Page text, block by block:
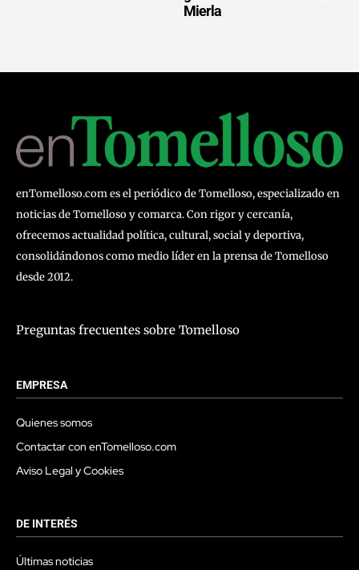
Mierla
enTomelloso.com es el periódico de Tomelloso, especializado en
noticias de Tomelloso y comarca. Con rigor y cercanía,
ofrecemos actualidad política, cultural, social y deportiva,
consolidándonos como medio líder en la prensa de Tomelloso
desde 2012.
Preguntas frecuentes sobre Tomelloso
EMPRESA
Quienes somos
Contactar con enTomelloso.com
Aviso Legal y Cookies
DE INTERÉS
Últimas noticias